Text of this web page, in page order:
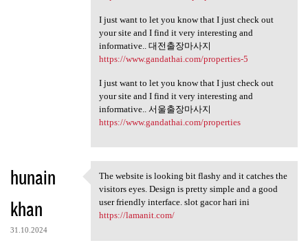
I just want to let you know that I just check out
your site and I find it very interesting and
informative.. 대전출장마사지
https://www.gandathai.com/properties-5
I just want to let you know that I just check out
your site and I find it very interesting and
informative.. 서울출장마사지
https://www.gandathai.com/properties
hunain
khan
31.10.2024
The website is looking bit
The website is looking bit flashy and it catches the
visitors eyes. Design is pretty simple and a good
user friendly interface. slot gacor hari ini
https://lamanit.com/